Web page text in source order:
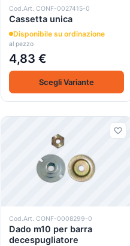
Cod.Art. CONF-0027415-0
Cassetta unica
Disponibile su ordinazione
al pezzo
4,83 €
Scegli Variante
Cod.Art. CONF-0008299-0
Dado m10 per barra
decespugliatore